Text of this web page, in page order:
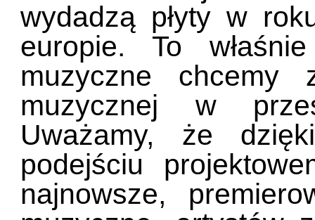
wydadzą płyty w
europie. To
muzyczne chcemy
muzycznej w
Uważamy, że
podejściu
najnowsze,